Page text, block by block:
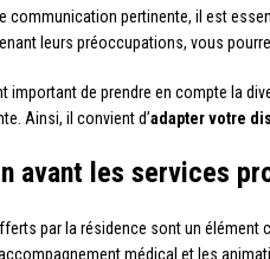
communication pertinente, il est
leurs préoccupations, vous
important de prendre en compte la
Ainsi, il convient d’adapter votre
avant les services
par la résidence sont un élément
médical et les